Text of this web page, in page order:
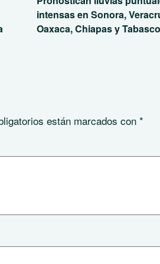
intensas en Sonora,
Oaxaca, Chiapas y Tabasco
están marcados con*